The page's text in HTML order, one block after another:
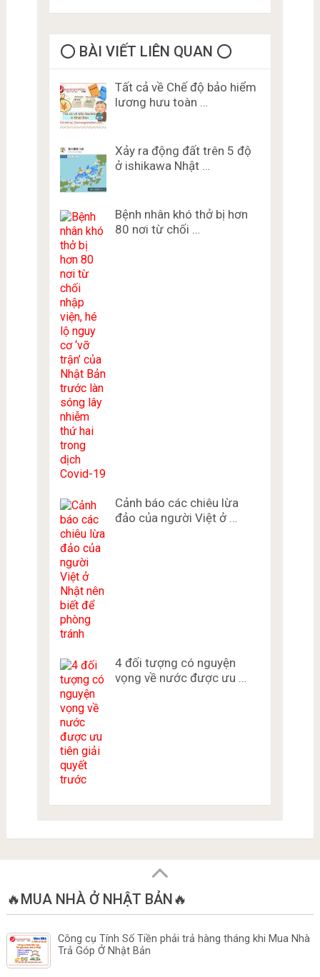
⭕️ BÀI VIẾT LIÊN QUAN ⭕️
Tất cả về Chế độ bảo hiểm
lương hưu toàn …
Xảy ra động đất trên 5 độ
ở ishikawa Nhật …
Bệnh nhân khó thở bị hơn
80 nơi từ chối …
Cảnh báo các chiêu lừa
đảo của người Việt ở …
4 đối tượng có nguyện
vọng về nước được ưu …
🔥MUA NHÀ Ở NHẬT BẢN🔥
Công cụ Tính Số Tiền phải trả hàng tháng khi Mua Nhà
Trả Góp Ở Nhật Bản